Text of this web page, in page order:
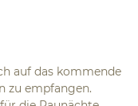
auf das kommende
zu empfangen.